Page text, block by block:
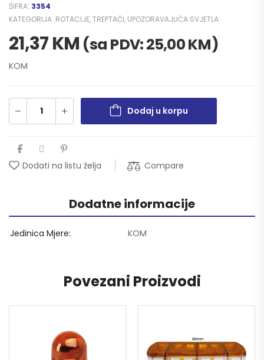
ŠIFRA: 3354
KATEGORIJA: ROTACIJE, TREPTAČI, UPOZORAVAJUĆA SVJETLA
21,37KM (sa PDV:25,00KM)
KOM
Dodaj u korpu
Dodati na listu želja Compare
Dodatne informacije
Jedinica Mjere KOM
Povezani Proizvodi